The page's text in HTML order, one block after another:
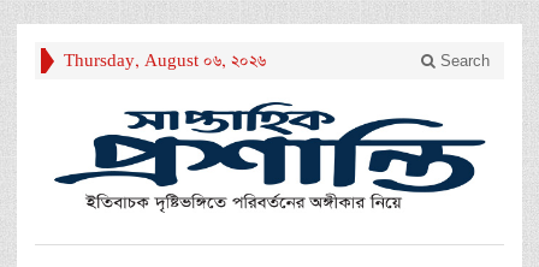
Thursday, August 06, 2026 Search